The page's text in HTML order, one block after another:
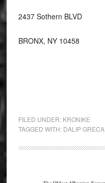
2437 Sothern BLVD
BRONX, NY 10458
FILED UNDER: KRONIKE
TAGGED WITH: DALIP GRECA,